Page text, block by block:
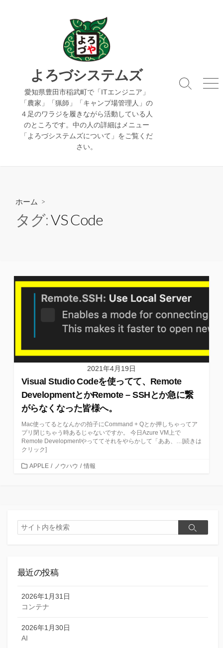
よろづシステムズ
愛知県豊田市稲武町で「ITエンジニア」
「農家」「猟師」「キャンプ場管理人」の
４足のワラジを履きながら活動している人
のところです。中の人の詳細はメニュー
「よろづシステムズについて」をご覧くだ
さい。
検
メ
ホーム >
タグ:VS Code
2021年4月19日
Visual Studio Codeを使ってて、Remote
DevelopmentとかRemote – SSHとか急に繋
がらなくなった皆様へ。
Mac使ってるとなんかの拍子にCommand + Qとか押しちゃってア
プリ閉じちゃう時あるじゃないですか。 今日Azure VM上で
Remote Developmentやっててそれをやらかして「ああ、…[続きは
クリック]
カAPPLE / ノウハウ / 情報
検
索
検
最近の投稿
2026年1月31日
コンテナ
2026年1月30日
AI